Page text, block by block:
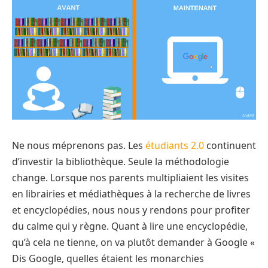
Ne nous méprenons pas. Les étudiants 2.0 continuent
d’investir la bibliothèque. Seule la méthodologie
change. Lorsque nos parents multipliaient les visites
en librairies et médiathèques à la recherche de livres
et encyclopédies, nous nous y rendons pour profiter
du calme qui y règne. Quant à lire une encyclopédie,
qu’à cela ne tienne, on va plutôt demander à Google «
Dis Google, quelles étaient les monarchies